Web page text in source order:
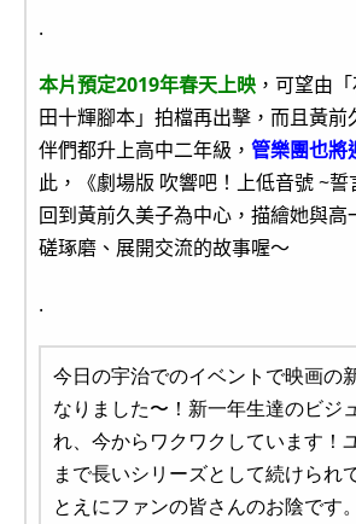
.
本片預定2019年春天上映 ，可望由
田十輝腳本」拍檔再出擊，而且黃前
伴們都升上高中二年級， 管樂團也將
此，《劇場版 吹響吧！上低音號 ~
回到黃前久美子為中心，描繪她與高
磋琢磨、展開交流的故事喔～
.
今日の宇治でのイベントで映画の
なりました〜！新一年生達のビジ
れ、今からワクワクしています！
まで長いシリーズとして続けられ
とえにファンの皆さんのお陰です